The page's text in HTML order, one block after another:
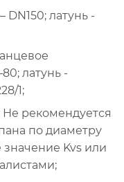
DN150; латунь -
латунь -
1;
рекомендуется
по диаметру
значение Kvs или